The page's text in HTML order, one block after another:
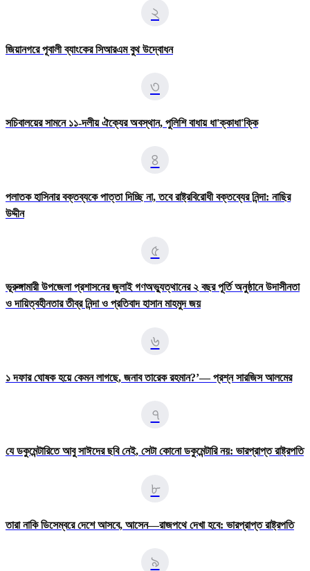
২
জিয়ানগরে পূবালী ব্যাংকের সিআরএম বুথ উদ্বোধন
৩
সচিবালয়ের সামনে ১১-দলীয় ঐক্যের অবস্থান, পুলিশি বাধায় ধা'ক্কাধা'ক্কি
৪
পলাতক হাসিনার বক্তব্যকে পাত্তা দিচ্ছি না, তবে রাষ্ট্রবিরোধী বক্তব্যের নিন্দা: নাছির
উদ্দীন
৫
ভূরুঙ্গামারী উপজেলা প্রশাসনের জুলাই গণঅভ্যুত্থানের ২ বছর পূর্তি অনুষ্ঠানে উদাসীনতা
ও দায়িত্বহীনতার তীব্র নিন্দা ও প্রতিবাদ হাসান মাহমুদ জয়
৬
১ দফার ঘোষক হয়ে কেমন লাগছে, জনাব তারেক রহমান?’— প্রশ্ন সারজিস আলমের
৭
যে ডকুমেন্টারিতে আবু সাঈদের ছবি নেই, সেটা কোনো ডকুমেন্টারি নয়: ভারপ্রাপ্ত রাষ্ট্রপতি
৮
তারা নাকি ডিসেম্বরে দেশে আসবে, আসেন—রাজপথে দেখা হবে: ভারপ্রাপ্ত রাষ্ট্রপতি
৯